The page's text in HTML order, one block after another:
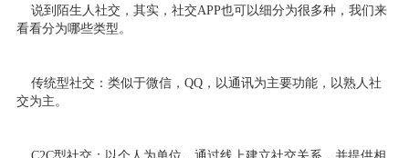
说到陌生人社交，其实，社交APP也可以细分为很多种，我们来
看看分为哪些类型。
传统型社交：类似于微信，QQ，以通讯为主要功能，以熟人社
交为主。